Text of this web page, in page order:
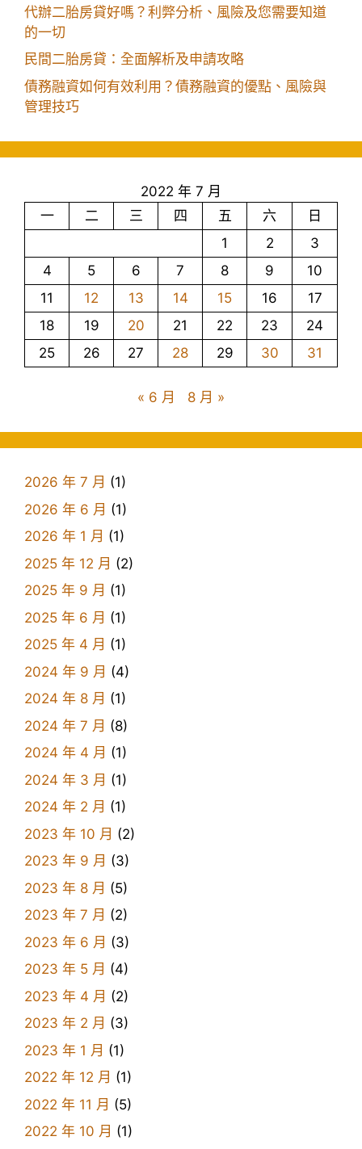
代辦二胎房貸好嗎？利弊分析、風險及您需要知道
的一切
民間二胎房貸：全面解析及申請攻略
債務融資如何有效利用？債務融資的優點、風險與
管理技巧
2022 年 7 月
一
二 三 四 五 六
日
1
2
3
4
5 6 7 8 9
10
11
12 13 14 15 16
17
18
19 20 21 22 23
24
25
26 27 28 29 30 31
« 6 月 8 月 »
2026 年 7 月 (1)
2026 年 6 月 (1)
2026 年 1 月 (1)
2025 年 12 月 (2)
2025 年 9 月 (1)
2025 年 6 月 (1)
2025 年 4 月 (1)
2024 年 9 月 (4)
2024 年 8 月 (1)
2024 年 7 月 (8)
2024 年 4 月 (1)
2024 年 3 月 (1)
2024 年 2 月 (1)
2023 年 10 月 (2)
2023 年 9 月 (3)
2023 年 8 月 (5)
2023 年 7 月 (2)
2023 年 6 月 (3)
2023 年 5 月 (4)
2023 年 4 月 (2)
2023 年 2 月 (3)
2023 年 1 月 (1)
2022 年 12 月 (1)
2022 年 11 月 (5)
2022 年 10 月 (1)